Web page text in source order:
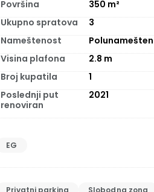
Površina 350 m²
Ukupno spratova
3
Nameštenost
Polunamešten
Visina plafona 2.8 m
Broj kupatila
1
Poslednji put
renoviran
2021
EG
Privatni parking Slobodna zona